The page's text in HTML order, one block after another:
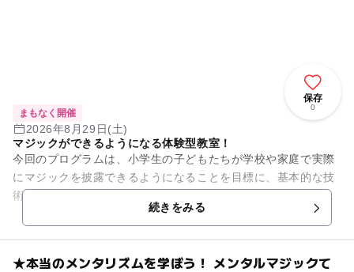
保存
0
まもなく開催
2026年8月29日(土)
マジックができるようになる体験型教室！
今回のプログラムは、小学生の子どもたちが学校や家庭で実際
にマジックを披露できるようになることを目標に、基本的な技
術や見せ方を楽しく学べる内容。単にマジックのやり方を覚え
るだけではなく、「なぜ不思...続きをみる
★本当のメンタリズムを学ぼう！ メンタルマジックて